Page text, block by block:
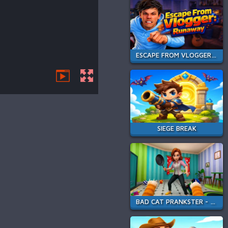
ESCAPE FROM VLOGGER: RUNAWAY
SIEGE BREAK
BAD CAT PRANKSTER - MOM IS RETURN